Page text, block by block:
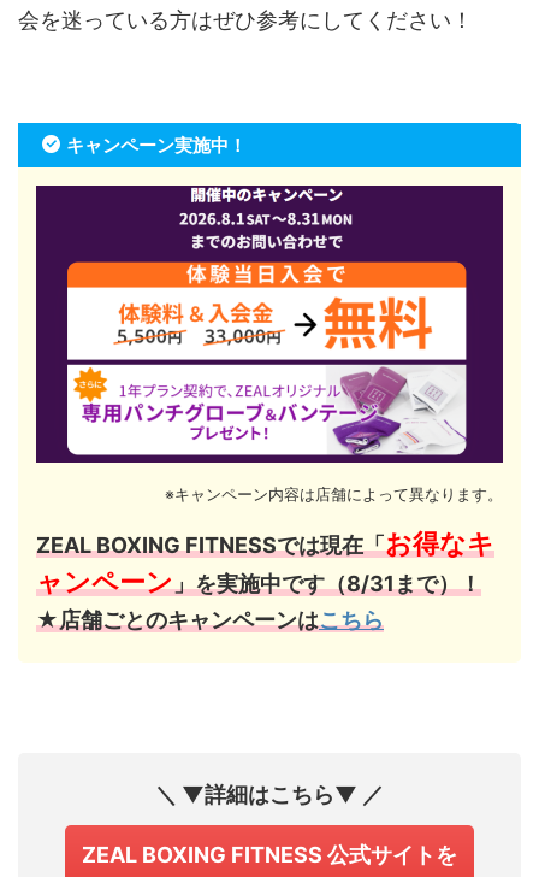
会を迷っている方はぜひ参考にしてください！
キャンペーン実施中！
※キャンペーン内容は店舗によって異なります。
ZEAL BOXING FITNESSでは現在「お得なキ
ャンペーン」を実施中です（8/31まで）！
★店舗ごとのキャンペーンはこちら
＼ ▼詳細はこちら▼ ／
ZEAL BOXING FITNESS 公式サイトを